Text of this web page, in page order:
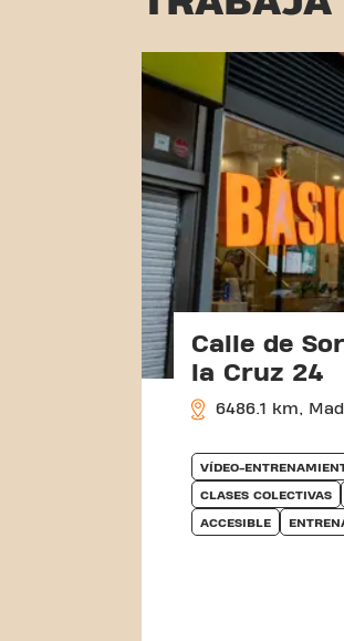
Calle de
la Cruz 24
6486.1 km,
VÍDEO-
CLASES COLECTIVAS
ACCESIBLE